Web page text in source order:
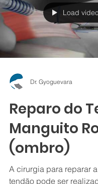
Load
Dr. Gyoguevara
Reparo do
Manguito
(ombro)
A cirurgia para reparar
tendão pode ser